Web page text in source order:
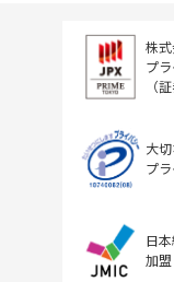
株
プ
（
大
プ
日
加盟